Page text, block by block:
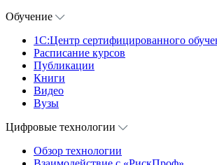
Обучение
1С:Центр сертифицированного
Расписание курсов
Публикации
Книги
Видео
Вузы
Цифровые технологии
Обзор технологии